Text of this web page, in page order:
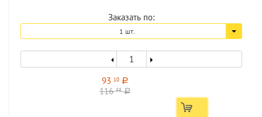
Заказать по:
1 шт.
93 10 a
11638 a